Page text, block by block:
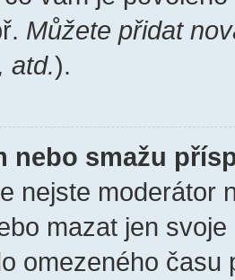
Můžete přidat
atd.).
nebo smažu
nejste moderátor
mazat jen
omezeného